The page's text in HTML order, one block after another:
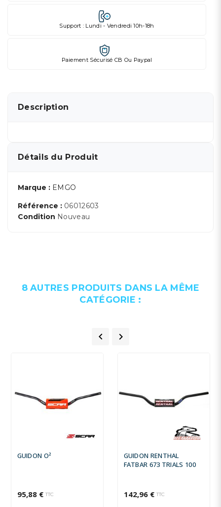
Support : Lundi - Vendredi 10h-18h
Paiement Sécurisé CB Ou Paypal
Description
Détails du Produit
Marque : EMGO
Référence : 06012603
Condition Nouveau
8 AUTRES PRODUITS DANS LA MÊME
CATÉGORIE :
 
GUIDON O²
95,88 € TTC
GUIDON RENTHAL
FATBAR 673 TRIALS 100
142,96 € TTC